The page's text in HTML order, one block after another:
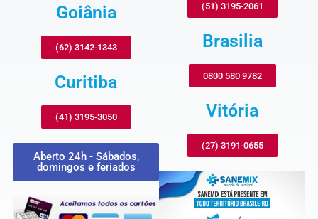
Goiânia
(62) 3142-1343
Curitiba
(41) 3195-3050
Aberto 24h - Sábados,
domingos e feriados
(51) 3195-2061
Brasilia
0800 580 9782
Vitória
(27) 3191-0655